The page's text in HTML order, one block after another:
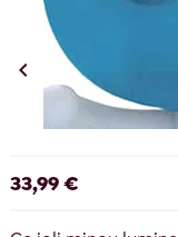

33,99 €